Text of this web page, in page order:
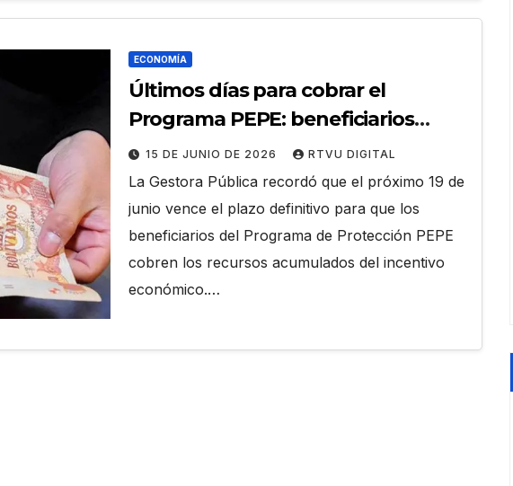
ECONOMÍA
Últimos días para cobrar el
Programa PEPE: beneficiarios
pueden acceder a Bs 450 hasta el
19 de junio
15 DE JUNIO DE 2026 RTVU DIGITAL
La Gestora Pública recordó que el próximo 19 de
junio vence el plazo definitivo para que los
beneficiarios del Programa de Protección PEPE
cobren los recursos acumulados del incentivo
económico.…